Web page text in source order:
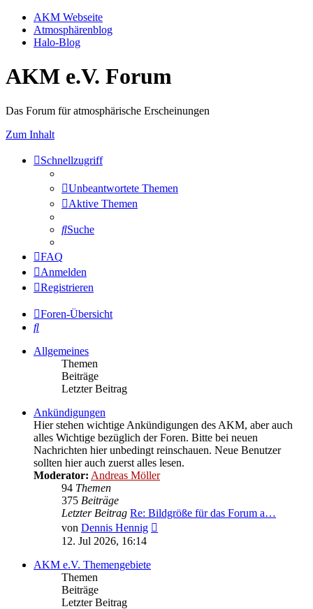
AKM Webseite
Atmosphärenblog
Halo-Blog
AKM e.V. Forum
Das Forum für atmosphärische Erscheinungen
Zum Inhalt
Schnellzugriff
Unbeantwortete Themen
Aktive Themen
Suche
FAQ
Anmelden
Registrieren
Foren-Übersicht
Suche
Allgemeines
Themen
Beiträge
Letzter Beitrag
Ankündigungen
Hier stehen wichtige Ankündigungen des AKM, aber auch
alles Wichtige bezüglich der Foren. Bitte bei neuen
Nachrichten hier unbedingt reinschauen. Neue Benutzer
sollten hier auch zuerst alles lesen.
Moderator: Andreas Möller
94 Themen
375 Beiträge
Letzter Beitrag Re: Bildgröße für das Forum a…
von Dennis Hennig
12. Jul 2026, 16:14
AKM e.V. Themengebiete
Themen
Beiträge
Letzter Beitrag